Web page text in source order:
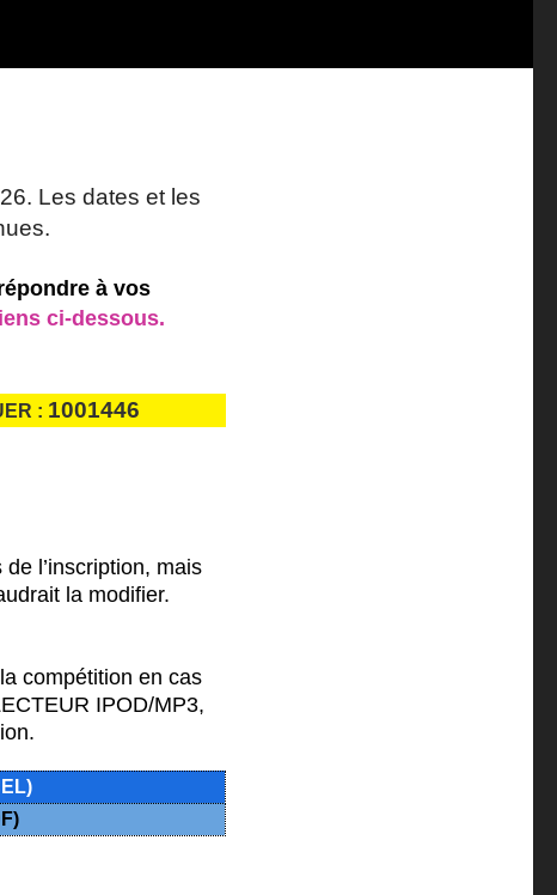
Les dates et les
à vos
ci-dessous.
: 1001446
l’inscription, mais
la modifier.
compétition en cas
IPOD/MP3,
)